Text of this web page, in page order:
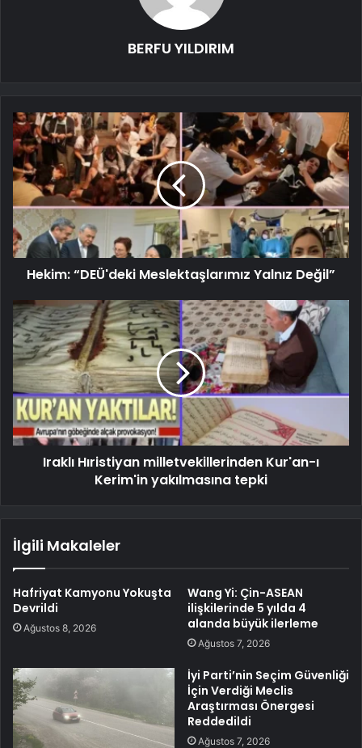
BERFU YILDIRIM
Hekim: “DEÜ'deki Meslektaşlarımız Yalnız Değil”
Iraklı Hıristiyan milletvekillerinden Kur'an-ı
Kerim'in yakılmasına tepki
İlgili Makaleler
Hafriyat Kamyonu Yokuşta
Devrildi
Ağustos 8, 2026
Wang Yi: Çin-ASEAN
ilişkilerinde 5 yılda 4
alanda büyük ilerleme
Ağustos 7, 2026
İyi Parti’nin Seçim Güvenliği
İçin Verdiği Meclis
Araştırması Önergesi
Reddedildi
Ağustos 7, 2026